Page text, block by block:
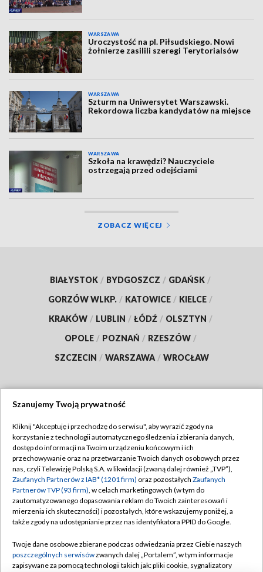
WARSZAWA
Uroczystość na pl. Piłsudskiego. Nowi
żołnierze zasilili szeregi Terytorialsów
WARSZAWA
Szturm na Uniwersytet Warszawski.
Rekordowa liczba kandydatów na miejsce
WARSZAWA
Szkoła na krawędzi? Nauczyciele
ostrzegają przed odejściami
ZOBACZ WIĘCEJ
BIAŁYSTOK / BYDGOSZCZ / GDAŃSK /
GORZÓW WLKP. / KATOWICE / KIELCE /
KRAKÓW / LUBLIN / ŁÓDŹ / OLSZTYN /
OPOLE / POZNAŃ / RZESZÓW /
SZCZECIN / WARSZAWA / WROCŁAW
TVP
Abonament TVP
Emisja w TVP
Centrum informacji TVP
Naziemna Telewizja Cyfrowa
Rada Programowa
Regulamin TVP
Polityka prywatności
Moje zgody
Pomoc
Kontakt
Szanujemy Twoją prywatność
Kliknij "Akceptuję i przechodzę do serwisu", aby wyrazić zgody na
korzystanie z technologii automatycznego śledzenia i zbierania danych,
dostęp do informacji na Twoim urządzeniu końcowym i ich
przechowywanie oraz na przetwarzanie Twoich danych osobowych przez
nas, czyli Telewizję Polską S.A. w likwidacji (zwaną dalej również „TVP”),
Zaufanych Partnerów z IAB* (1201 firm) oraz pozostałych Zaufanych
Partnerów TVP (93 firm), w celach marketingowych (w tym do
zautomatyzowanego dopasowania reklam do Twoich zainteresowań i
mierzenia ich skuteczności) i pozostałych, które wskazujemy poniżej, a
także zgody na udostępnianie przez nas identyfikatora PPID do Google.
Twoje dane osobowe zbierane podczas odwiedzania przez Ciebie naszych
poszczególnych serwisówzwanych dalej „Portalem”, w tym informacje
zapisywane za pomocą technologii takich jak: pliki cookie, sygnalizatory